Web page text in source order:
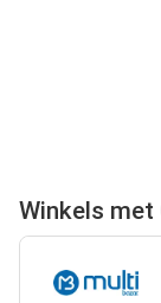
Winkels